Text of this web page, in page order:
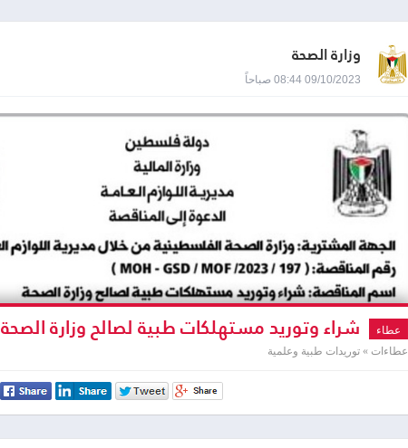
وزارة الصحة
09/10/2023 08:44 صباحاً
عطاء شراء وتوريد مستهلكات طبية لصالح وزارة الصحة
عطاءات » توريدات طبية وعلمية